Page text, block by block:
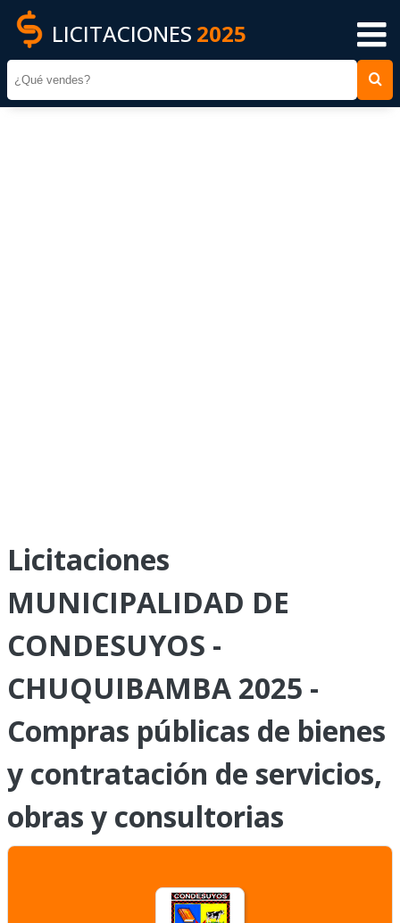
LICITACIONES 2025
Licitaciones
MUNICIPALIDAD DE
CONDESUYOS -
CHUQUIBAMBA 2025 -
Compras públicas de bienes
y contratación de servicios,
obras y consultorias